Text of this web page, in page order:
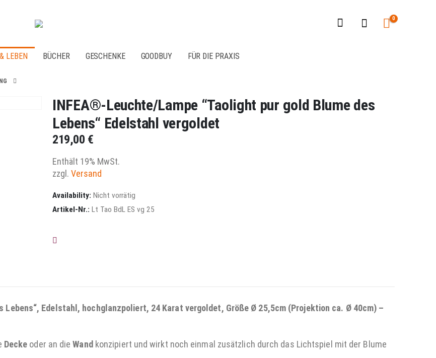
0
LEBEN BÜCHER GESCHENKE GOODBUY FÜR DIE PRAXIS
INFEA®-Leuchte/Lampe “Taolight pur gold Blume des
Lebens“ Edelstahl vergoldet
219,00 €
Enthält 19% MwSt.
zzgl. Versand
Availability: Nicht vorrätig
Artikel-Nr.: Lt Tao BdL ES vg 25
Lebens“, Edelstahl, hochglanzpoliert, 24 Karat vergoldet, Größe Ø 25,5cm (Projektion ca. Ø 40cm) –
Decke oder an dieWand konzipiert und wirkt noch einmal zusätzlich durch das Lichtspiel mit der Blume